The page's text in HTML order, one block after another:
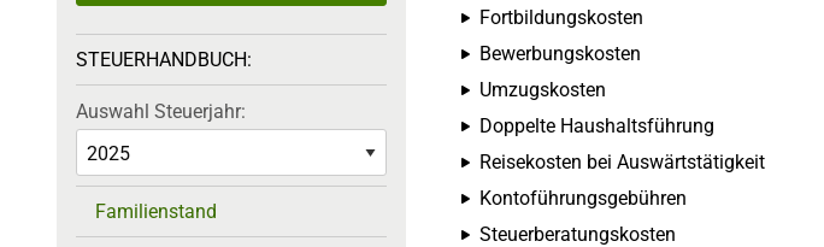
Fortbildungskosten
Bewerbungskosten
Umzugskosten
Doppelte Haushaltsführung
Reisekosten bei Auswärtstätigkeit
Kontoführungsgebühren
Steuerberatungskosten
STEUERHANDBUCH:
Auswahl Steuerjahr:
Familienstand